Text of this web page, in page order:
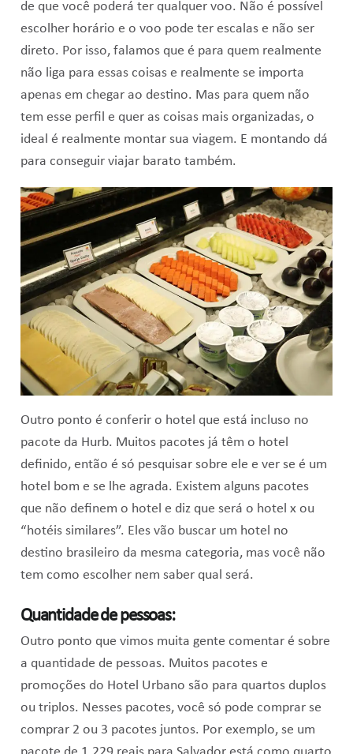
de que você poderá ter qualquer voo. Não é possível
escolher horário e o voo pode ter escalas e não ser
direto. Por isso, falamos que é para quem realmente
não liga para essas coisas e realmente se importa
apenas em chegar ao destino. Mas para quem não
tem esse perfil e quer as coisas mais organizadas, o
ideal é realmente montar sua viagem. E montando dá
para conseguir viajar barato também.
Outro ponto é conferir o hotel que está incluso no
pacote da Hurb. Muitos pacotes já têm o hotel
definido, então é só pesquisar sobre ele e ver se é um
hotel bom e se lhe agrada. Existem alguns pacotes
que não definem o hotel e diz que será o hotel x ou
“hotéis similares”. Eles vão buscar um hotel no
destino brasileiro da mesma categoria, mas você não
tem como escolher nem saber qual será.
Quantidade de pessoas:
Outro ponto que vimos muita gente comentar é sobre
a quantidade de pessoas. Muitos pacotes e
promoções do Hotel Urbano são para quartos duplos
ou triplos. Nesses pacotes, você só pode comprar se
comprar 2 ou 3 pacotes juntos. Por exemplo, se um